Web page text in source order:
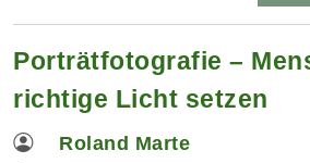
Porträtfotografie –
richtige Licht setzen
Roland Marte